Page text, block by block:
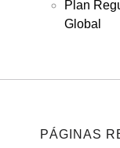
Plan
Global
PÁGINAS